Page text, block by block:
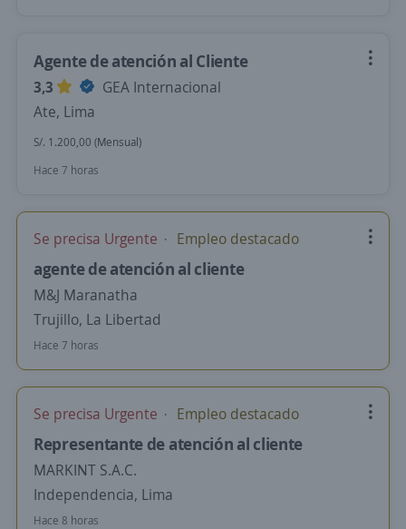
Agente de atención al Cliente
3,3
GEA Internacional
Ate, Lima
S/. 1.200,00 (Mensual)
Hace 7 horas
Se precisa Urgente Empleo destacado
agente de atención al cliente
M&J Maranatha
Trujillo, La Libertad
Hace 7 horas
Se precisa Urgente Empleo destacado
Representante de atención al cliente
MARKINT S.A.C.
Independencia, Lima
Hace 8 horas